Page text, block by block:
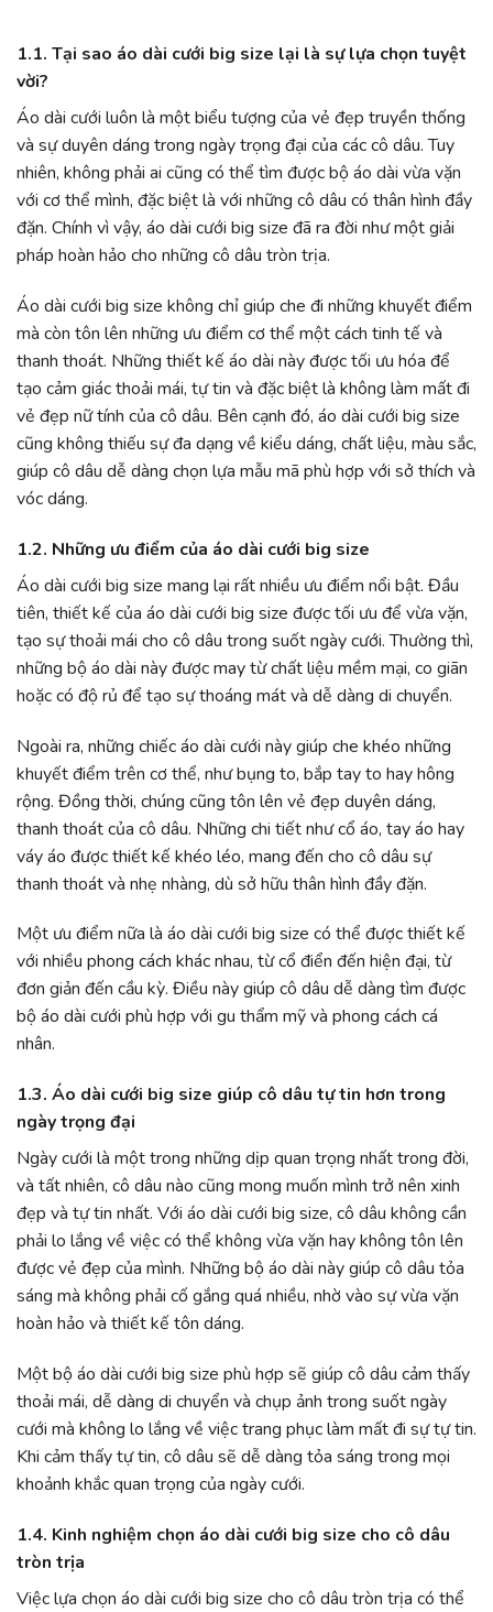
1.1. Tại sao áo dài cưới big size lại là sự lựa chọn tuyệt
vời?
Áo dài cưới luôn là một biểu tượng của vẻ đẹp truyền thống
và sự duyên dáng trong ngày trọng đại của các cô dâu. Tuy
nhiên, không phải ai cũng có thể tìm được bộ áo dài vừa vặn
với cơ thể mình, đặc biệt là với những cô dâu có thân hình đầy
đặn. Chính vì vậy, áo dài cưới big size đã ra đời như một giải
pháp hoàn hảo cho những cô dâu tròn trịa.
Áo dài cưới big size không chỉ giúp che đi những khuyết điểm
mà còn tôn lên những ưu điểm cơ thể một cách tinh tế và
thanh thoát. Những thiết kế áo dài này được tối ưu hóa để
tạo cảm giác thoải mái, tự tin và đặc biệt là không làm mất đi
vẻ đẹp nữ tính của cô dâu. Bên cạnh đó, áo dài cưới big size
cũng không thiếu sự đa dạng về kiểu dáng, chất liệu, màu sắc,
giúp cô dâu dễ dàng chọn lựa mẫu mã phù hợp với sở thích và
vóc dáng.
1.2. Những ưu điểm của áo dài cưới big size
Áo dài cưới big size mang lại rất nhiều ưu điểm nổi bật. Đầu
tiên, thiết kế của áo dài cưới big size được tối ưu để vừa vặn,
tạo sự thoải mái cho cô dâu trong suốt ngày cưới. Thường thì,
những bộ áo dài này được may từ chất liệu mềm mại, co giãn
hoặc có độ rủ để tạo sự thoáng mát và dễ dàng di chuyển.
Ngoài ra, những chiếc áo dài cưới này giúp che khéo những
khuyết điểm trên cơ thể, như bụng to, bắp tay to hay hông
rộng. Đồng thời, chúng cũng tôn lên vẻ đẹp duyên dáng,
thanh thoát của cô dâu. Những chi tiết như cổ áo, tay áo hay
váy áo được thiết kế khéo léo, mang đến cho cô dâu sự
thanh thoát và nhẹ nhàng, dù sở hữu thân hình đầy đặn.
Một ưu điểm nữa là áo dài cưới big size có thể được thiết kế
với nhiều phong cách khác nhau, từ cổ điển đến hiện đại, từ
đơn giản đến cầu kỳ. Điều này giúp cô dâu dễ dàng tìm được
bộ áo dài cưới phù hợp với gu thẩm mỹ và phong cách cá
nhân.
1.3. Áo dài cưới big size giúp cô dâu tự tin hơn trong
ngày trọng đại
Ngày cưới là một trong những dịp quan trọng nhất trong đời,
và tất nhiên, cô dâu nào cũng mong muốn mình trở nên xinh
đẹp và tự tin nhất. Với áo dài cưới big size, cô dâu không cần
phải lo lắng về việc có thể không vừa vặn hay không tôn lên
được vẻ đẹp của mình. Những bộ áo dài này giúp cô dâu tỏa
sáng mà không phải cố gắng quá nhiều, nhờ vào sự vừa vặn
hoàn hảo và thiết kế tôn dáng.
Một bộ áo dài cưới big size phù hợp sẽ giúp cô dâu cảm thấy
thoải mái, dễ dàng di chuyển và chụp ảnh trong suốt ngày
cưới mà không lo lắng về việc trang phục làm mất đi sự tự tin.
Khi cảm thấy tự tin, cô dâu sẽ dễ dàng tỏa sáng trong mọi
khoảnh khắc quan trọng của ngày cưới.
1.4. Kinh nghiệm chọn áo dài cưới big size cho cô dâu
tròn trịa
Việc lựa chọn áo dài cưới big size cho cô dâu tròn trịa có thể